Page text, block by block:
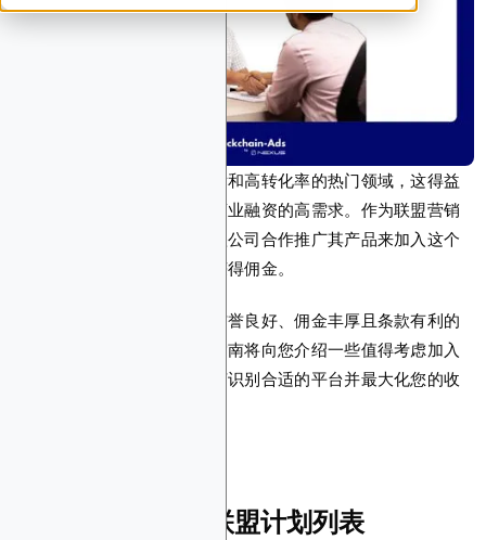
贷款市场一直是潜在客户开发和高转化率的热门领域，这得益
于其长青属性以及对个人和商业融资的高需求。作为联盟营销
人员，您可以通过与各类贷款公司合作推广其产品来加入这个
行业，并通过为其平台引流获得佣金。
但要取得成功，您必须选择信誉良好、佣金丰厚且条款有利的
贷款联盟计划。我们今天的指南将向您介绍一些值得考虑加入
的计划。我们还将指导您如何识别合适的平台并最大化您的收
2025年十大贷款联盟计划列表